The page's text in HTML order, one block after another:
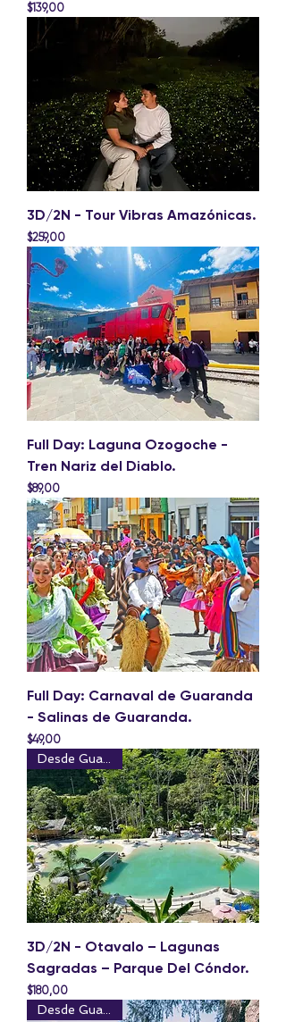
Precio
$139,00
3D/2N - Tour Vibras Amazónicas.
Precio
$259,00
Full Day: Laguna Ozogoche -
Tren Nariz del Diablo.
Precio
$89,00
Full Day: Carnaval de Guaranda
- Salinas de Guaranda.
Precio
$49,00
3D/2N - Otavalo – Lagunas
Sagradas – Parque Del Cóndor.
Precio
$180,00